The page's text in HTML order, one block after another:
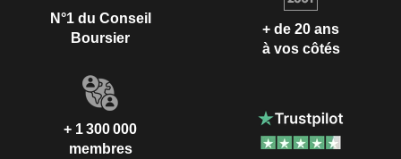
N°1 du Conseil
Boursier
+ de 20 ans
à vos côtés
+ 1 300 000
membres